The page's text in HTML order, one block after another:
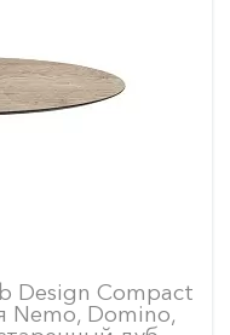
Design Compact
Nemo, Domino,